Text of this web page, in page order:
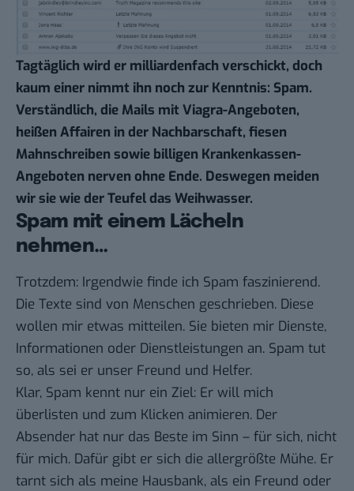
Tagtäglich wird er milliardenfach verschickt, doch
kaum einer nimmt ihn noch zur Kenntnis: Spam.
Verständlich, die Mails mit Viagra-Angeboten,
heißen Affairen in der Nachbarschaft, fiesen
Mahnschreiben sowie billigen Krankenkassen-
Angeboten nerven ohne Ende. Deswegen meiden
wir sie wie der Teufel das Weihwasser.
Spam mit einem Lächeln
nehmen…
Trotzdem: Irgendwie finde ich Spam faszinierend.
Die Texte sind von Menschen geschrieben. Diese
wollen mir etwas mitteilen. Sie bieten mir Dienste,
Informationen oder Dienstleistungen an. Spam tut
so, als sei er unser Freund und Helfer.
Klar, Spam kennt nur ein Ziel: Er will mich
überlisten und zum Klicken animieren. Der
Absender hat nur das Beste im Sinn – für sich, nicht
für mich. Dafür gibt er sich die allergrößte Mühe. Er
tarnt sich als meine Hausbank, als ein Freund oder